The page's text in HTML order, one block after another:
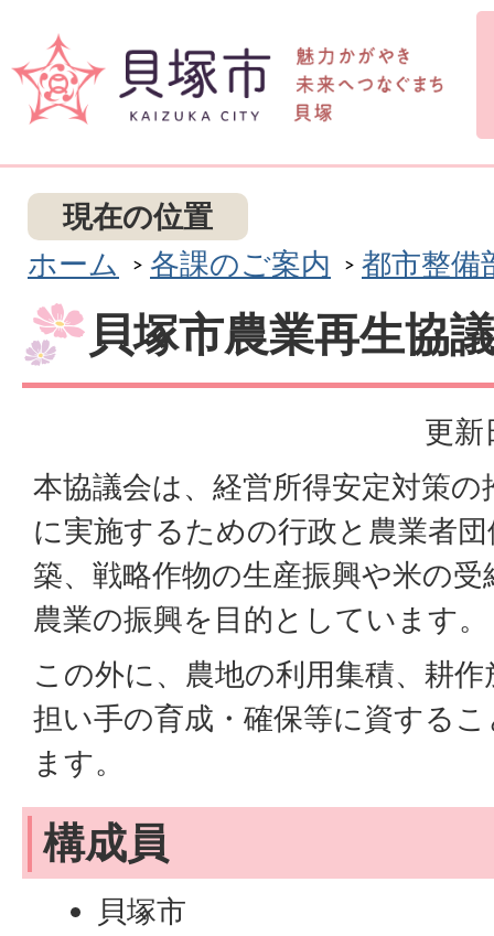
現在の位置
ホーム
各課のご案内 都市整備
貝塚市農業再生協
更新
本協議会は、経営所得安定対策
に実施するための行政と農業者
築、戦略作物の生産振興や米の
農業の振興を目的としています。
この外に、農地の利用集積、耕
担い手の育成・確保等に資する
ます。
構成員
貝塚市